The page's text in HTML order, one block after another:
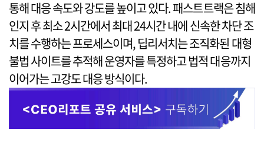
통해 대응 속도와 강도를 높이고 있다. 패스트트랙은 침해
인지 후 최소 2시간에서 최대 24시간 내에 신속한 차단 조
치를 수행하는 프로세스이며, 딥리서치는 조직화된 대형
불법 사이트를 추적해 운영자를 특정하고 법적 대응까지
이어가는 고강도 대응 방식이다.